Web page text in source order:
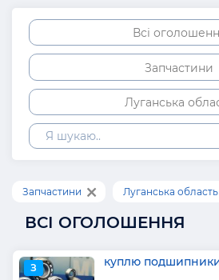
Всі
Запчастини
Луганська
Запчастини Луганська область
ВСІ ОГОЛОШЕННЯ
З куплю